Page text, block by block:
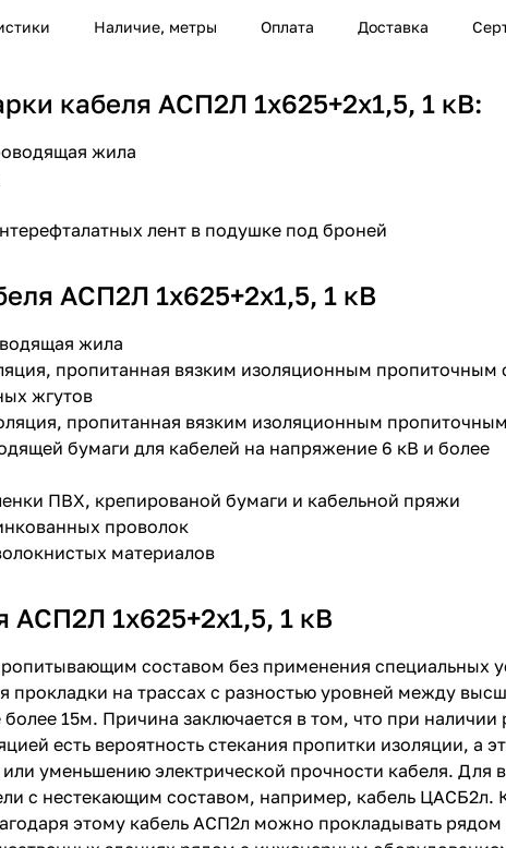
Наличие, метры Оплата Доставка
кабеля АСП2Л 1х625+2х1,5, 1 кВ:
жила
лент в подушке под броней
АСП2Л 1х625+2х1,5, 1 кВ
жила
пропитанная вязким изоляционным пропиточным
жгутов
пропитанная вязким изоляционным
бумаги для кабелей на напряжение 6 кВ и более
ПВХ, крепированой бумаги и кабельной пряжи
проволок
материалов
АСП2Л 1х625+2х1,5, 1 кВ
составом без применения специальных
прокладки на трассах с разностью уровней между
15м. Причина заключается в том, что при
есть вероятность стекания пропитки изоляции, а
или уменьшению электрической прочности кабеля. Для
с нестекающим составом, например, кабель ЦАСБ2л.
этому кабель АСП2л можно прокладывать